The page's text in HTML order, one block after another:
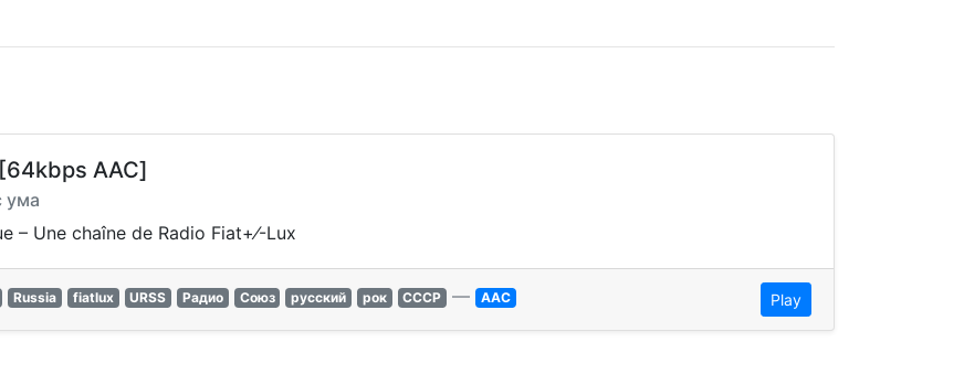
AAC]
ума
– Une chaîne de Radio Fiat+⁄-Lux
Russia fiatlux URSS Радио Союз русский рок СССР — AAC Play